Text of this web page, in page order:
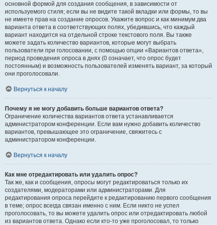
основной формой для создания сообщения, в зависимости от
используемого стиля; если вы не видите такой вкладки или формы, то вы
не имеете прав на создание опросов. Укажите вопрос и как минимум два
варианта ответа в соответствующих полях, убедившись, что каждый
вариант находится на отдельной строке текстового поля. Вы также
можете задать количество вариантов, которые могут выбрать
пользователи при голосовании, с помощью опции «Вариантов ответа»,
период проведения опроса в днях (0 означает, что опрос будет
постоянным) и возможность пользователей изменять вариант, за который
они проголосовали.
Вернуться к началу
Почему я не могу добавить больше вариантов ответа?
Ограничение количества вариантов ответа устанавливается
администратором конференции. Если вам нужно добавить количество
вариантов, превышающее это ограничение, свяжитесь с
администратором конференции.
Вернуться к началу
Как мне отредактировать или удалить опрос?
Так же, как и сообщения, опросы могут редактироваться только их
создателями, модераторами или администраторами. Для
редактирования опроса перейдите к редактированию первого сообщения
в теме; опрос всегда связан именно с ним. Если никто не успел
проголосовать, то вы можете удалить опрос или отредактировать любой
из вариантов ответа. Однако если кто-то уже проголосовал, то только